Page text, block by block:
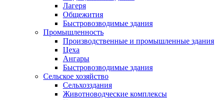
Лагеря
Общежития
Быстровозводимые здания
Промышленность
Производственные и промышленные здания
Цеха
Ангары
Быстровозводимые здания
Сельское хозяйство
Сельхозздания
Животноводческие комплексы